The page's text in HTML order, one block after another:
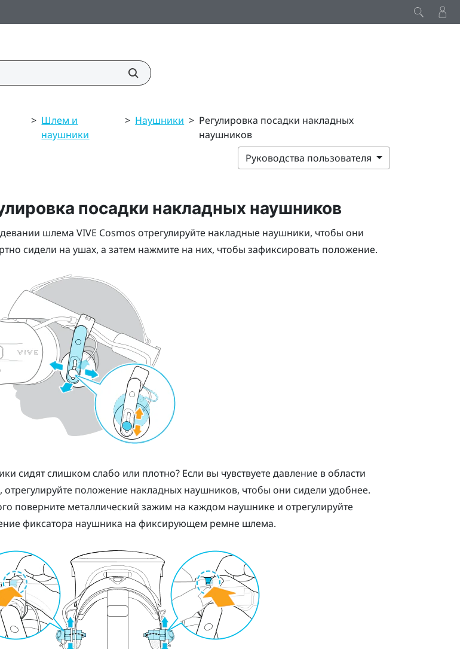
> Шлем и
наушники
> Наушники > Регулировка посадки накладных
наушников
Руководства пользователя
посадки накладных наушников
шлема VIVE Cosmos отрегулируйте накладные наушники, чтобы они
сидели на ушах, а затем нажмите на них, чтобы зафиксировать положение.
сидят слишком слабо или плотно? Если вы чувствуете давление в области
отрегулируйте положение накладных наушников, чтобы они сидели удобнее.
поверните металлический зажим на каждом наушнике и отрегулируйте
фиксатора наушника на фиксирующем ремне шлема.